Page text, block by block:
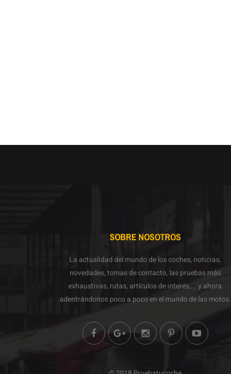
SOBRE NOSOTROS
La actualidad del mundo de los coches, noticias,
novedades, tomas de contacto, las pruebas más
exhaustivas, rutas, artículos de interés,... y ahora
adentrándonos poco a poco en el mundo de las motos.